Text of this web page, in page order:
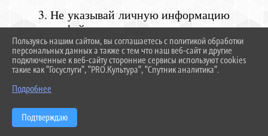
3. Не указывай личную информацию
в профайле игры;
4. Уважай других участников по
игре;
5. Не устанавливай неофициальные
6. Используй сложные и разные
^
Пользуясь нашим сайтом, вы соглашаетесь с политикой обработки
персональных данных а также с тем что наш веб-сайт и другие
подключенные к веб-сайту сторонние сервисы используют cookies
такие как "Госуслуги", "PRO.Культура", "Спутник аналитика".
Подробнее
Подтверждаю